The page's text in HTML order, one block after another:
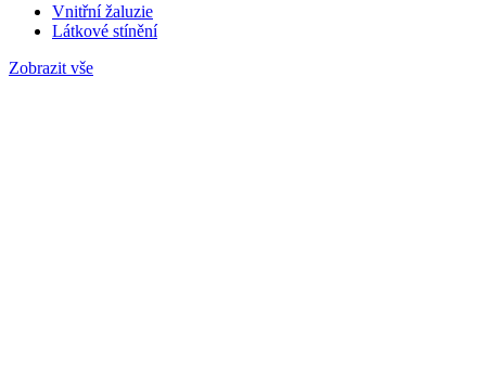
Vnitřní žaluzie
Látkové stínění
Zobrazit vše